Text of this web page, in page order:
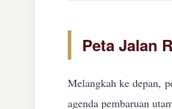
Peta Jalan
Melangkah ke depan,
agenda pembaruan